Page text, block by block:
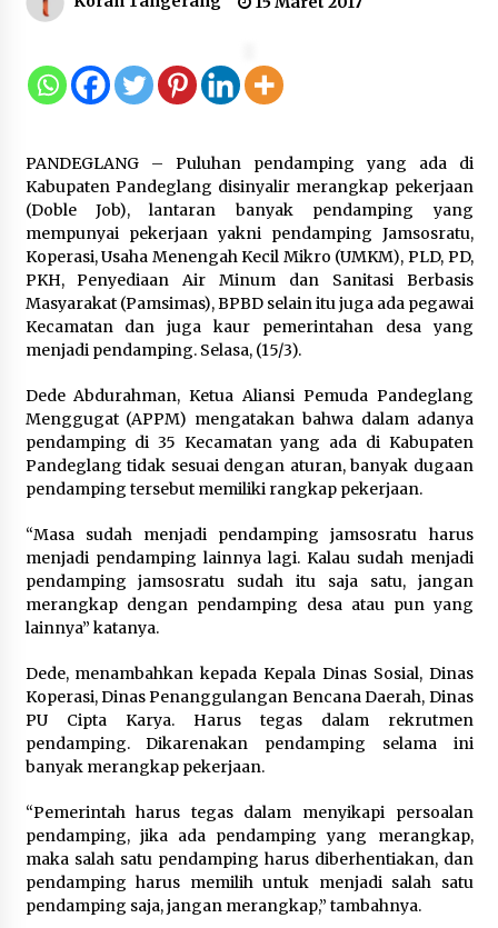
Fiktif, Eks VP Angkasa Pura Kargo
Ditahan
Dukung Ekosistem Kendaraan
Listrik, Wapres Dorong Link and
Match Pendidikan–Industri
5 Agustus 2026
Marak Kecelakaan Kapal, Puan
Transportasi Laut
5 Agustus 2026
Persaudaraan Manusia, Megawati
Soekarnoputri Tegaskan
Kepemimpinan Perempuan Bukan
Dominasi, Tapi Merawat Dan
Jokowi Tetap Disambut Hangat di
NTT, Ahmad Ali: Karya dan
Pengabdiannya Masih Dirasakan
Masyarakat
5 Agustus 2026
Respons Cepat Aduan Warga, Wali
Kota Serang Bantu Bedah Rumah
Roboh Korban Bencana, Salurkan
PANDEGLANG – Puluhan pendamping yang ada di
Kabupaten Pandeglang disinyalir merangkap pekerjaan
(Doble Job), lantaran banyak pendamping yang
mempunyai pekerjaan yakni pendamping Jamsosratu,
Koperasi, Usaha Menengah Kecil Mikro (UMKM), PLD, PD,
PKH, Penyediaan Air Minum dan Sanitasi Berbasis
Masyarakat (Pamsimas), BPBD selain itu juga ada pegawai
Kecamatan dan juga kaur pemerintahan desa yang
menjadi pendamping. Selasa, (15/3).
Dede Abdurahman, Ketua Aliansi Pemuda Pandeglang
Menggugat (APPM) mengatakan bahwa dalam adanya
pendamping di 35 Kecamatan yang ada di Kabupaten
Pandeglang tidak sesuai dengan aturan, banyak dugaan
pendamping tersebut memiliki rangkap pekerjaan.
“Masa sudah menjadi pendamping jamsosratu harus
menjadi pendamping lainnya lagi. Kalau sudah menjadi
pendamping jamsosratu sudah itu saja satu, jangan
merangkap dengan pendamping desa atau pun yang
lainnya” katanya.
Dede, menambahkan kepada Kepala Dinas Sosial, Dinas
Koperasi, Dinas Penanggulangan Bencana Daerah, Dinas
PU Cipta Karya. Harus tegas dalam rekrutmen
pendamping. Dikarenakan pendamping selama ini
banyak merangkap pekerjaan.
“Pemerintah harus tegas dalam menyikapi persoalan
pendamping, jika ada pendamping yang merangkap,
maka salah satu pendamping harus diberhentiakan, dan
pendamping harus memilih untuk menjadi salah satu
pendamping saja, jangan merangkap,” tambahnya.